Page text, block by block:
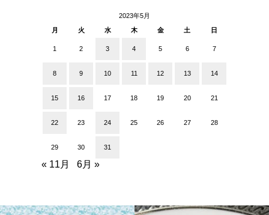
2023年5月
月
火 水 木 金 土 日
1 2 3 4 5 6 7
8 9 10 11 12 13 14
15 16 17 18 19 20 21
22 23 24 25 26 27 28
29 30 31
« 11月 6月 »